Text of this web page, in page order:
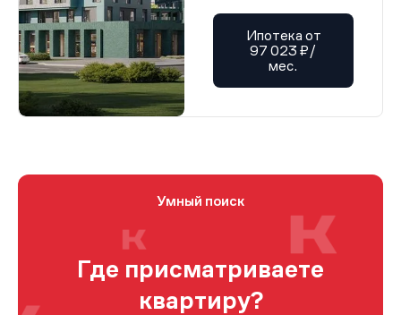
Ипотека от
97 023 ₽/
мес.
Умный поиск
Где присматриваете
квартиру?